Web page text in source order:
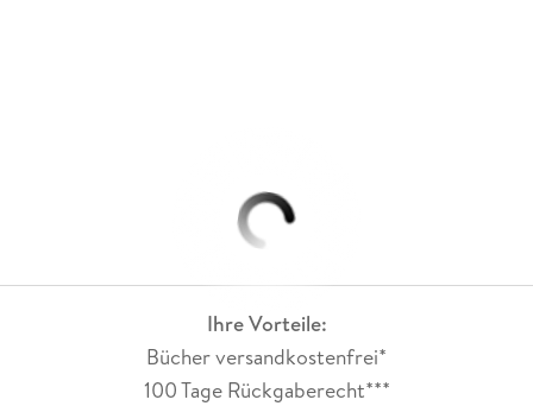
Ihre Vorteile:
Bücher versandkostenfrei*
100 Tage Rückgaberecht***